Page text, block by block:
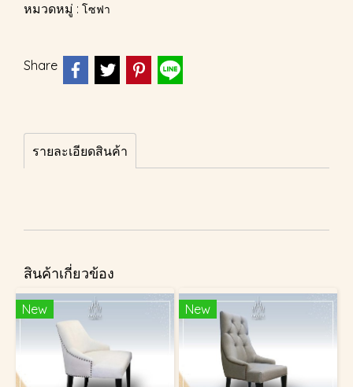
หมวดหมู่ : โซฟา
Share
รายละเอียดสินค้า
สินค้าเกี่ยวข้อง
New New